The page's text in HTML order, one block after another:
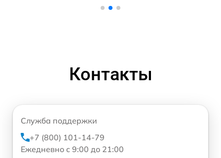
Контакты
Служба поддержки
+7 (800) 101-14-79
Ежедневно с 9:00 до 21:00